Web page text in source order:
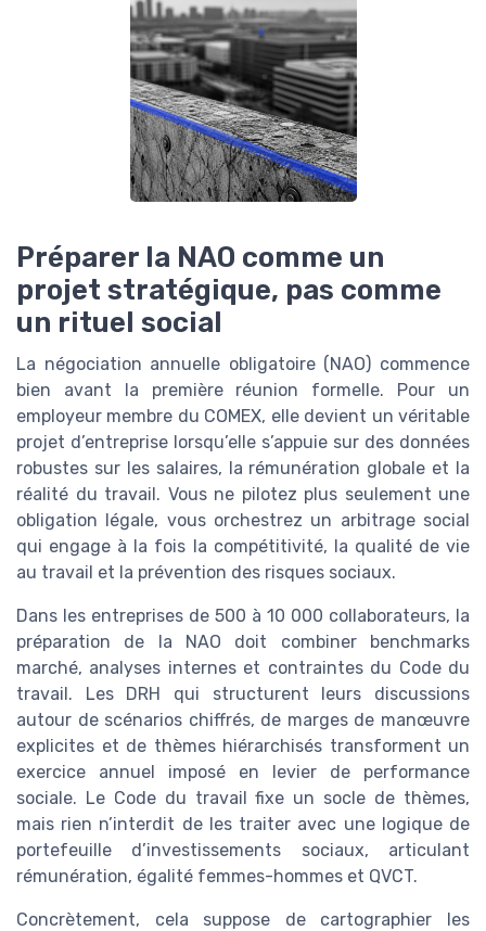
Préparer la NAO comme un
projet stratégique, pas comme
un rituel social
La négociation annuelle obligatoire (NAO) commence
bien avant la première réunion formelle. Pour un
employeur membre du COMEX, elle devient un véritable
projet d’entreprise lorsqu’elle s’appuie sur des données
robustes sur les salaires, la rémunération globale et la
réalité du travail. Vous ne pilotez plus seulement une
obligation légale, vous orchestrez un arbitrage social
qui engage à la fois la compétitivité, la qualité de vie
au travail et la prévention des risques sociaux.
Dans les entreprises de 500 à 10 000 collaborateurs, la
préparation de la NAO doit combiner benchmarks
marché, analyses internes et contraintes du Code du
travail. Les DRH qui structurent leurs discussions
autour de scénarios chiffrés, de marges de manœuvre
explicites et de thèmes hiérarchisés transforment un
exercice annuel imposé en levier de performance
sociale. Le Code du travail fixe un socle de thèmes,
mais rien n’interdit de les traiter avec une logique de
portefeuille d’investissements sociaux, articulant
rémunération, égalité femmes-hommes et QVCT.
Concrètement, cela suppose de cartographier les